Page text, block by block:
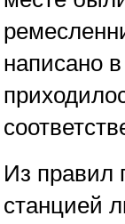
написано
Из правил
станцией